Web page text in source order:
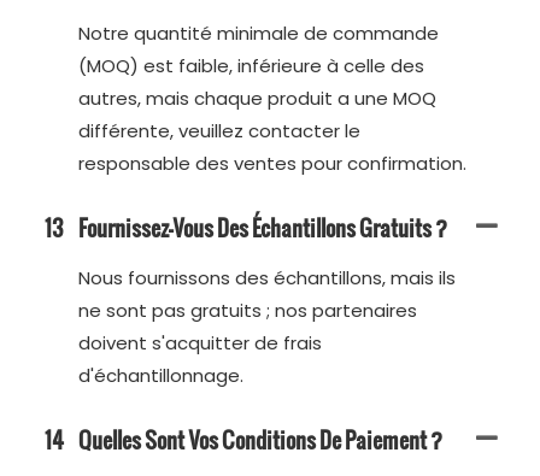
Notre quantité minimale de commande
(MOQ) est faible, inférieure à celle des
autres, mais chaque produit a une MOQ
différente, veuillez contacter le
responsable des ventes pour confirmation.
13 Fournissez-Vous Des Échantillons Gratuits ?
Nous fournissons des échantillons, mais ils
ne sont pas gratuits ; nos partenaires
doivent s'acquitter de frais
d'échantillonnage.
14 Quelles Sont Vos Conditions De Paiement ?